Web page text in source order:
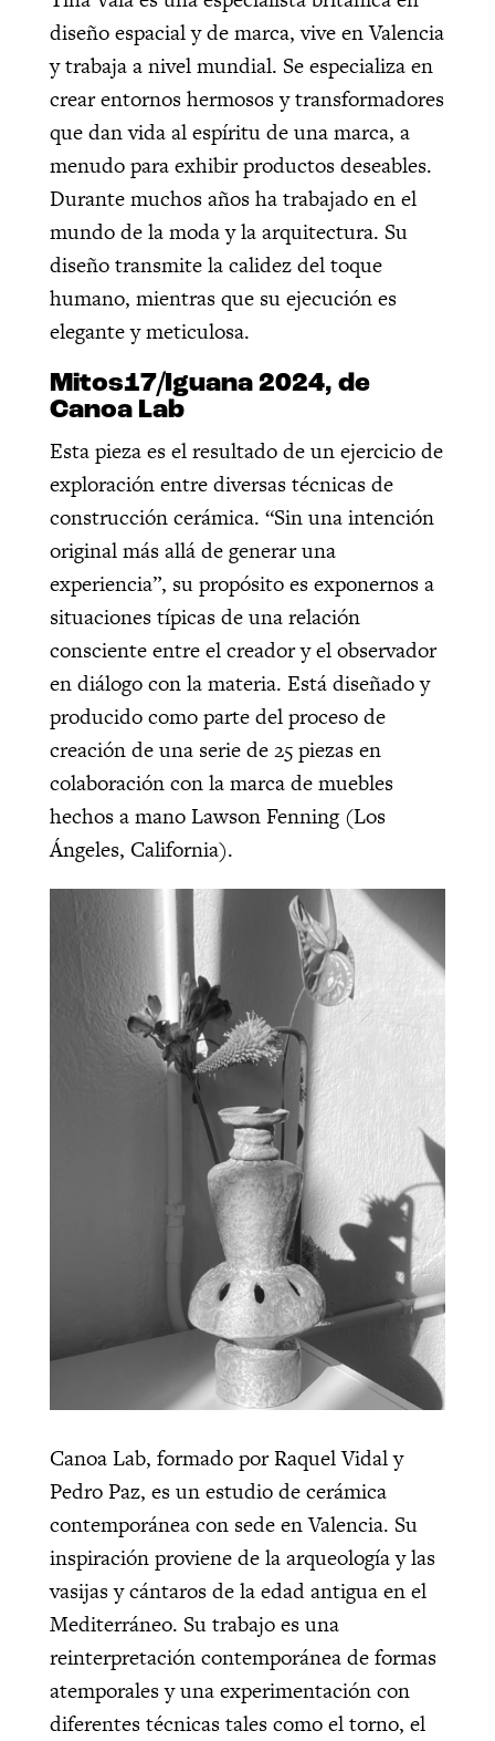
diseño espacial y de marca, vive en Valencia
y trabaja a nivel mundial. Se especializa en
crear entornos hermosos y transformadores
que dan vida al espíritu de una marca, a
menudo para exhibir productos deseables.
Durante muchos años ha trabajado en el
mundo de la moda y la arquitectura. Su
diseño transmite la calidez del toque
humano, mientras que su ejecución es
elegante y meticulosa.
Mitos17/Iguana 2024, de
Canoa Lab
Esta pieza es el resultado de un ejercicio de
exploración entre diversas técnicas de
construcción cerámica. “Sin una intención
original más allá de generar una
experiencia”, su propósito es exponernos a
situaciones típicas de una relación
consciente entre el creador y el observador
en diálogo con la materia. Está diseñado y
producido como parte del proceso de
creación de una serie de 25 piezas en
colaboración con la marca de muebles
hechos a mano Lawson Fenning (Los
Ángeles, California).
Canoa Lab, formado por Raquel Vidal y
Pedro Paz, es un estudio de cerámica
contemporánea con sede en Valencia. Su
inspiración proviene de la arqueología y las
vasijas y cántaros de la edad antigua en el
Mediterráneo. Su trabajo es una
reinterpretación contemporánea de formas
atemporales y una experimentación con
diferentes técnicas tales como el torno, el